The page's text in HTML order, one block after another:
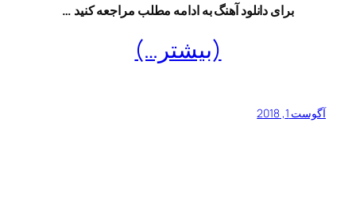
دانلود آهنگ به ادامه مطلب مراجعه کنید …
(بیشتر…)